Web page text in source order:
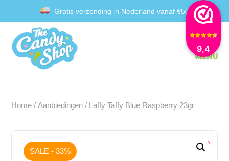
9,4
Gratis verzending in Nederland vanaf €50
Home /Aanbiedingen / Laffy Taffy Blue Raspberry 23gr
SALE - 33%